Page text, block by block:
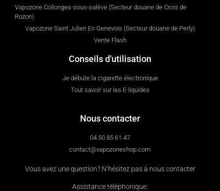
Vapozone Collonges-sous-salève (Secteur douane de Crois de
Rozon)
Vapozone Saint Julien En Genevois (Secteur douane de Perly)
Vente Flash
Conseils d'utilisation
Je débute la cigarette électronique
Tout savoir sur les E-liquides
Nous contacter
04 50 85 61 47
contact@vapozoneshop.com
Vous avez une question? N’hésitez pas à nous contacter
Assistance téléphonique: